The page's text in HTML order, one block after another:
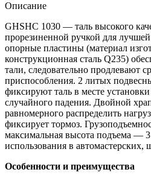
Описание
GHSHC 1030 — таль высокого
прорезиненной ручкой для
опорные пластины (материал
конструкционная сталь Q235)
тали, следовательно продлевают
приспособления. 2 литых
фиксируют таль в месте
случайного падения. Двойной
равномерного распределить
фиксирует тормоз.
максимальная высота подъема —
использования в автомастерских,
Особенности и преимущества